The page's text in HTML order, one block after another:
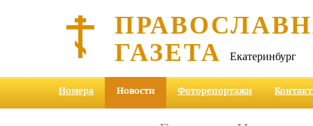
ГАЗЕТА Екатеринбург
Номера Новости Фоторепортажи